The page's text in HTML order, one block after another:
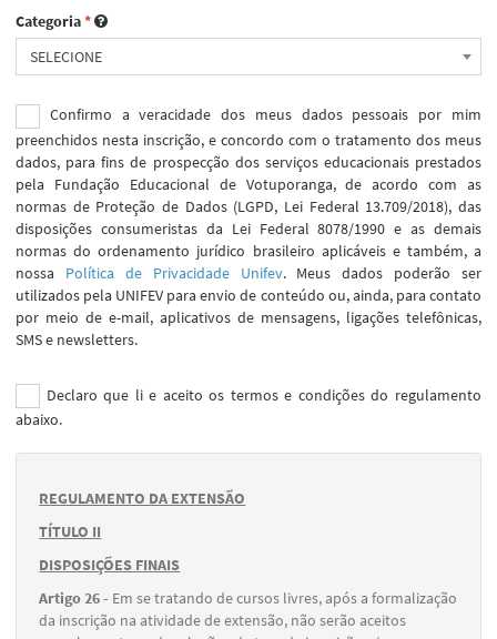
Categoria*
SELECIONE
Confirmo a veracidade dos meus dados pessoais por mim
preenchidos nesta inscrição, e concordo com o tratamento dos meus
dados, para fins de prospecção dos serviços educacionais prestados
pela Fundação Educacional de Votuporanga, de acordo com as
normas de Proteção de Dados (LGPD, Lei Federal 13.709/2018), das
disposições consumeristas da Lei Federal 8078/1990 e as demais
normas do ordenamento jurídico brasileiro aplicáveis e também, a
nossa Política de Privacidade Unifev. Meus dados poderão ser
utilizados pela UNIFEV para envio de conteúdo ou, ainda, para contato
por meio de e-mail, aplicativos de mensagens, ligações telefônicas,
SMS e newsletters.
Declaro que li e aceito os termos e condições do regulamento
abaixo.
REGULAMENTO DA EXTENSÃO
TÍTULO II
DISPOSIÇÕES FINAIS
Artigo 26 - Em se tratando de cursos livres, após a formalização
da inscrição na atividade de extensão, não serão aceitos